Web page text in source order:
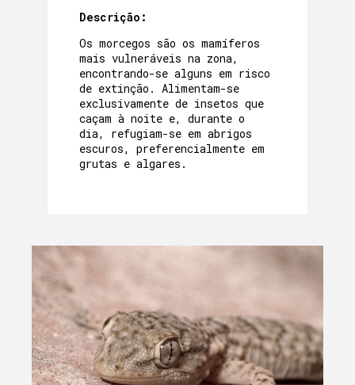
Descrição:
Os morcegos são os mamíferos
mais vulneráveis na zona,
encontrando-se alguns em risco
de extinção. Alimentam-se
exclusivamente de insetos que
caçam à noite e, durante o
dia, refugiam-se em abrigos
escuros, preferencialmente em
grutas e algares.